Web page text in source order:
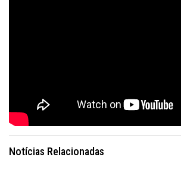
Notícias Relacionadas